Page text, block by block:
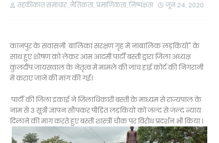
तहकीकात समाचार ,नैतिकता, प्रमाणिकता, निष्पक्षता जून 24, 2020
कानपुर के संवासनी बालिका संरक्षण गृह में नाबालिक लड़कियों" के
साथ हुए शोषण को लेकर आम आदमी पार्टी बस्ती द्वारा जिला अध्यक्ष
कुलदीप जायसवाल के नेतृत्व में मामले की जांच हाई कोर्ट की निगरानी
में कराए जाने की मांग की गई।
पार्टी की जिला इकाई ने जिलाधिकारी बस्ती के माध्यम से राज्यपाल के
नाम से 3 सूत्री ज्ञापन सौंपकर पीड़ित लड़कियों को जल्द से जल्द न्याय
दिलाने की मांग करते हुए बस्ती शास्त्री चौक पर विरोध प्रदर्शन भी किया ।